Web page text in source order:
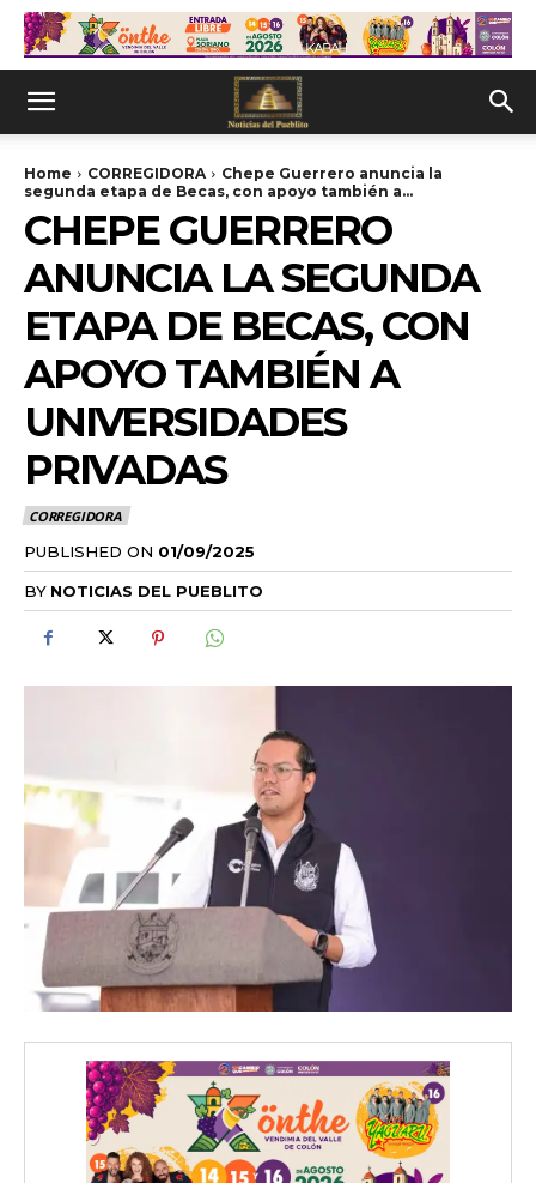
Home CORREGIDORA
Chepe Guerrero anuncia la
segunda etapa de Becas, con apoyo también a...
CHEPE GUERRERO
ANUNCIA LA SEGUNDA
ETAPA DE BECAS, CON
APOYO TAMBIÉN A
UNIVERSIDADES
PRIVADAS
CORREGIDORA
PUBLISHED ON 01/09/2025
BY NOTICIAS DEL PUEBLITO